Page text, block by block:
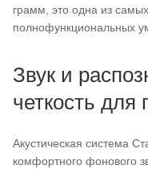
грамм, это одна из
полнофункциональных
Звук и
четкость для
Акустическая система
комфортного фонового